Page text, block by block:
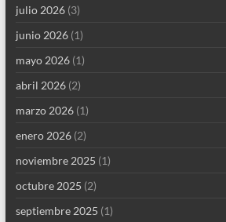
julio 2026(3)
junio 2026(1)
mayo 2026(1)
abril 2026(2)
marzo 2026(1)
enero 2026(2)
noviembre 2025 (1)
octubre 2025 (2)
septiembre 2025 (1)